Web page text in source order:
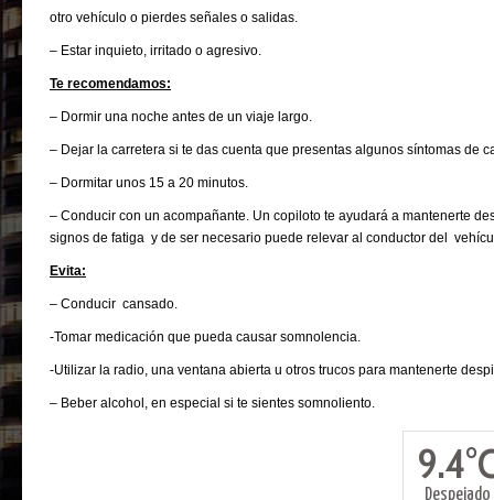
otro vehículo o pierdes señales o salidas.
– Estar inquieto, irritado o agresivo.
Te recomendamos:
– Dormir una noche antes de un viaje largo.
– Dejar la carretera si te das cuenta que presentas algunos síntomas de
– Dormitar unos 15 a 20 minutos.
– Conducir con un acompañante. Un copiloto te ayudará a mantenerte
signos de fatiga y de ser necesario puede relevar al conductor del
Evita:
– Conducir cansado.
-Tomar medicación que pueda causar somnolencia.
-Utilizar la radio, una ventana abierta u otros trucos para mantenerte
– Beber alcohol, en especial si te sientes somnoliento.
Despejado